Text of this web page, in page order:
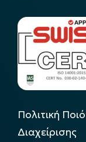
Πολιτική
Διαχείρισης